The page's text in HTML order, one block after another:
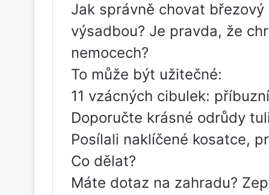
Jak správně chovat
výsadbou? Je pravda, že
nemocech?
To může být užitečné:
11 vzácných cibulek:
Doporučte krásné odrůdy
Posílali naklíčené kosatce,
Co dělat?
Máte dotaz na zahradu?